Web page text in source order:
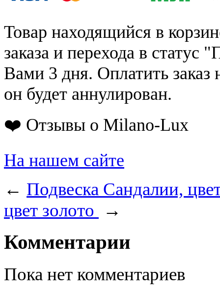
Товар находящийся в
заказа и перехода в статус
Вами 3 дня. Оплатить заказ
он будет аннулирован.
❤️ Отзывы о Milano-Lux
На нашем сайте
← Подвеска Сандалии,
цвет золото
→
Комментарии
Пока нет комментариев